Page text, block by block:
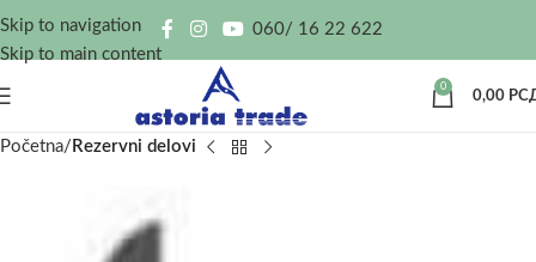
Skip to navigation
Skip to main content
060/ 16 22 622
0
0,00
Početna Rezervni delovi